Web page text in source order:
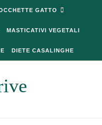
GATTO
MASTICATIVI VEGETALI
DIETE CASALINGHE